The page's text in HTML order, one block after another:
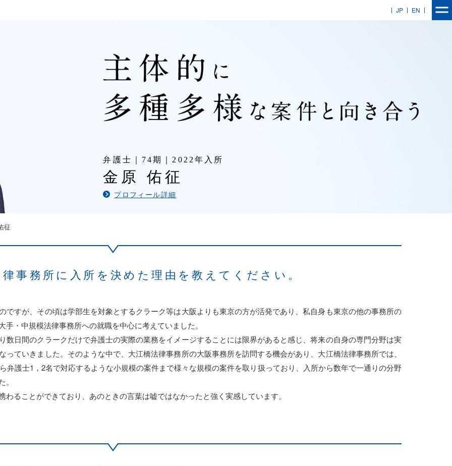
JP EN
々な体制・環境
体制・福利厚生など
へのサポート
スタッフインタビュー
弁護士｜74期｜2022年入所
金原 佑征
プロフィール詳細
征
事務所に 入所を決めた理由を教えてください。
ですが、その頃は学部生を対象とするクラーク等は大阪よりも東京の方が活発であり、私自身も東京の他の事務所の
・中規模法律事務所への就職を中心に考えていました。
数日間のクラークだけで弁護士の実際の業務をイメージすることには限界があると感じ、将来の自身の専門分野は実
ていきました。そのような中で、大江橋法律事務所の大阪事務所を訪問する機会があり、大江橋法律事務所では、
弁護士1，2名で対応するような小規模の案件まで様々な規模の案件を取り扱っており、入所から数年で一通りの分野
ることができており、あのときの言葉は嘘ではなかったと強く実感しています。